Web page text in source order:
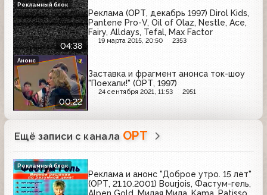
04:38
Реклама (ОРТ, декабрь 1997) Dirol Kids,
Pantene Pro-V, Oil of Olaz, Nestle, Ace,
Fairy, Alldays, Tefal, Max Factor
19 марта 2015, 20:50 2353
Рекламный блок
00:22
Заставка и фрагмент анонса ток-шоу
"Поехали!" (ОРТ, 1997)
24 сентября 2021, 11:53 2951
Анонс
Ещё записи с канала ОРТ
Реклама и анонс "Доброе утро. 15 лет"
(ОРТ, 21.10.2001) Bourjois, Фастум-гель,
Рекламный блок